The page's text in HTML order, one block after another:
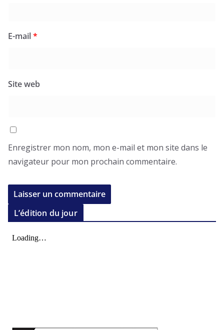
E-mail*
Site web
Enregistrer mon nom, mon e-mail et mon site dans le
navigateur pour mon prochain commentaire.
L’édition du jour